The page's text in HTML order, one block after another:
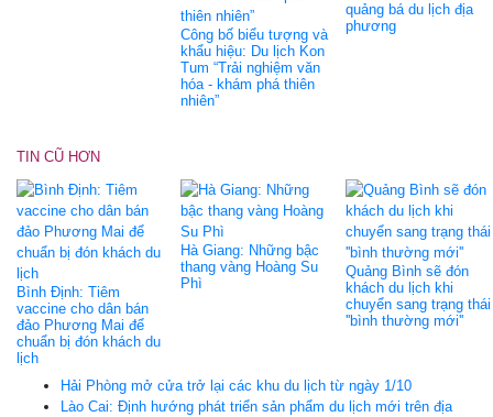
Công bố biểu tượng và
khẩu hiệu: Du lịch Kon
Tum “Trải nghiệm văn
hóa - khám phá thiên
nhiên”
quảng bá du lịch địa
phương
TIN CŨ HƠN
Bình Định: Tiêm
vaccine cho dân bán
đảo Phương Mai để
chuẩn bị đón khách du
lịch
Hà Giang: Những bậc
thang vàng Hoàng Su
Phì
Quảng Bình sẽ đón
khách du lịch khi
chuyển sang trạng thái
''bình thường mới''
Hải Phòng mở cửa trở lại các khu du lịch từ ngày 1/10
Lào Cai: Định hướng phát triển sản phẩm du lịch mới trên địa